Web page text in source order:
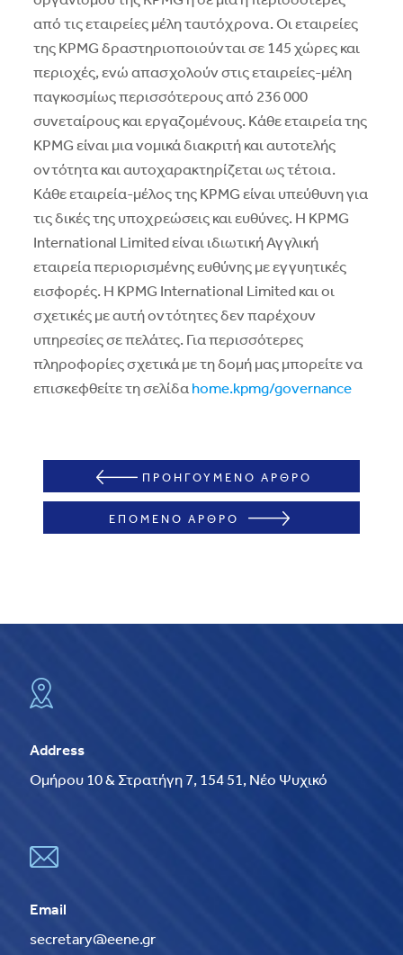
από τις εταιρείες μέλη ταυτόχρονα. Οι εταιρείες
της KPMG δραστηριοποιούνται σε 145 χώρες και
περιοχές, ενώ απασχολούν στις εταιρείες-μέλη
παγκοσμίως περισσότερους από 236 000
συνεταίρους και εργαζομένους. Κάθε εταιρεία της
KPMG είναι μια νομικά διακριτή και αυτοτελής
οντότητα και αυτοχαρακτηρίζεται ως τέτοια.
Κάθε εταιρεία-μέλος της KPMG είναι υπεύθυνη για
τις δικές της υποχρεώσεις και ευθύνες. H KPMG
International Limited είναι ιδιωτική Αγγλική
εταιρεία περιορισμένης ευθύνης με εγγυητικές
εισφορές. H KPMG International Limited και οι
σχετικές με αυτή οντότητες δεν παρέχουν
υπηρεσίες σε πελάτες. Για περισσότερες
πληροφορίες σχετικά με τη δομή μας μπορείτε να
επισκεφθείτε τη σελίδα home.kpmg/governance
ΠΡΟΗΓΟΥΜΕΝΟ ΑΡΘΡΟ
ΕΠΟΜΕΝΟ ΑΡΘΡΟ
Address
Ομήρου 10 & Στρατήγη 7, 154 51, Νέο Ψυχικό
Email
secretary@eene.gr